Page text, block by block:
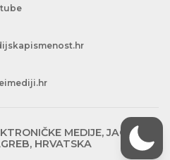
MEDIJE, JAGIĆEVA
HRVATSKA